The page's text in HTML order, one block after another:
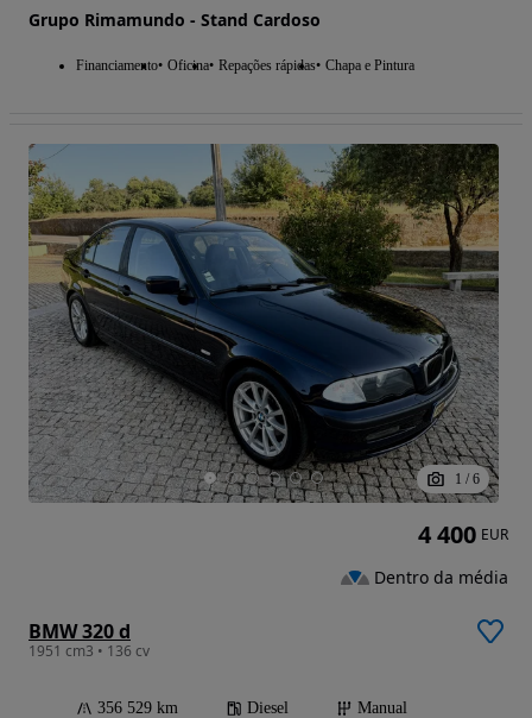
Grupo Rimamundo - Stand Cardoso
Financiamento Oficina Repações rápidas Chapa e Pintura
1 / 6
BMW 320 d
1951 cm3 • 136 cv
356 529 km Diesel
Manual
4 400 EUR
Dentro da média